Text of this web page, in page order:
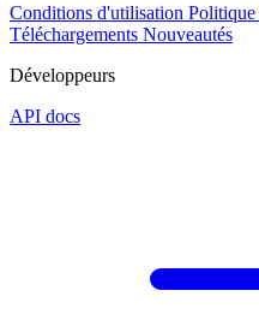
Conditions d'utilisation
Téléchargements Nouveautés
Développeurs
API docs